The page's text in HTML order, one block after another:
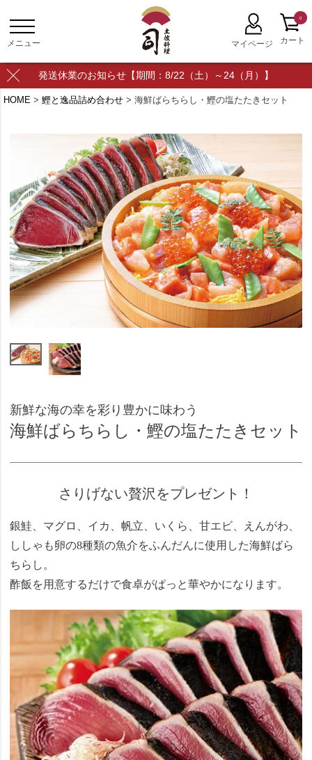
発送休業のお知らせ【期間：8/22（土）～24（月）】
0
HOME 鰹と逸品詰め合わせ 海鮮ばらちらし・鰹の塩たたきセット
新鮮な海の幸を彩り豊かに味わう
海鮮ばらちらし・鰹の塩たたきセット
さりげない贅沢をプレゼント！
銀鮭、マグロ、イカ、帆立、いくら、甘エビ、えんがわ、
ししゃも卵の8種類の魚介をふんだんに使用した海鮮ばら
ちらし。
酢飯を用意するだけで食卓がぱっと華やかになります。